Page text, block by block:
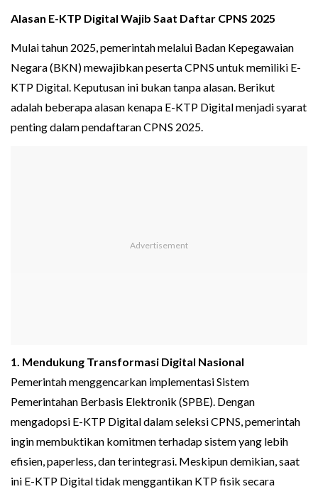
Alasan E-KTP Digital Wajib Saat Daftar CPNS 2025
Mulai tahun 2025, pemerintah melalui Badan Kepegawaian
Negara (BKN) mewajibkan peserta CPNS untuk memiliki E-
KTP Digital. Keputusan ini bukan tanpa alasan. Berikut
adalah beberapa alasan kenapa E-KTP Digital menjadi syarat
penting dalam pendaftaran CPNS 2025.
1. Mendukung Transformasi Digital Nasional
Pemerintah menggencarkan implementasi Sistem
Pemerintahan Berbasis Elektronik (SPBE). Dengan
mengadopsi E-KTP Digital dalam seleksi CPNS, pemerintah
ingin membuktikan komitmen terhadap sistem yang lebih
efisien, paperless, dan terintegrasi. Meskipun demikian, saat
ini E-KTP Digital tidak menggantikan KTP fisik secara